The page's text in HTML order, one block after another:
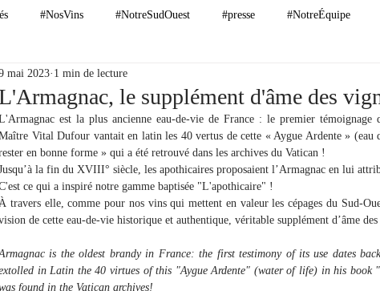
#NosVins #NotreSudOuest #presse #NotreÉquipe
Vins Armagnacs
Evénements Réseaux sociaux Patrimoine Appellations
le supplément d'âme des
mai 2023 1 min de lecture
est la plus ancienne eau-de-vie de France : le premier
Vital Dufour vantait en latin les 40 vertus de cette « Aygue Ardente » (eau
en bonne forme » qui a été retrouvé dans les archives du Vatican !
la fin du XVIII° siècle, les apothicaires proposaient l’Armagnac en lui
ce qui a inspiré notre gamme baptisée "L'apothicaire" !
travers elle, comme pour nos vins qui mettent en valeur les cépages du Sud-
de cette eau-de-vie historique et authentique, véritable supplément d’âme
is the oldest brandy in France: the first testimony of its use dates
in Latin the 40 virtues of this "Aygue Ardente" (water of life) in his book
found in the Vatican archives!